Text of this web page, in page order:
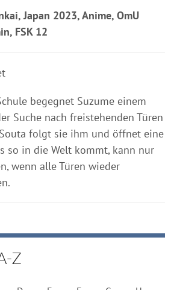
Japan 2023, Anime, OmU
FSK 12
begegnet Suzume einem
Suche nach freistehenden Türen
folgt sie ihm und öffnet eine
so in die Welt kommt, kann nur
wenn alle Türen wieder
Z